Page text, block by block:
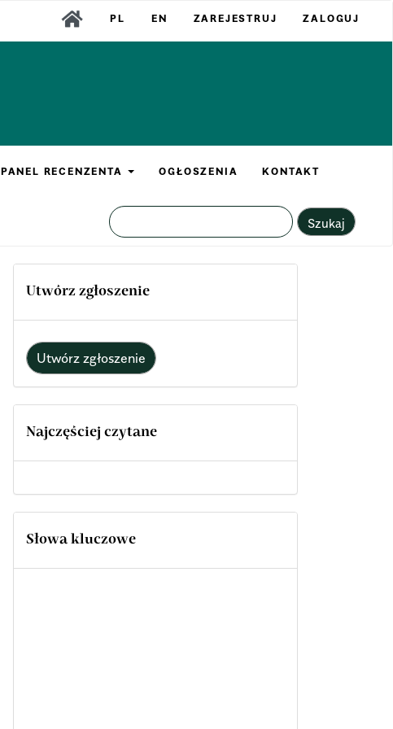
PL EN ZAREJESTRUJ ZALOGUJ
PANEL RECENZENTA OGŁOSZENIA KONTAKT
Szukaj
Utwórz zgłoszenie
Utwórz zgłoszenie
Najczęściej czytane
Słowa kluczowe